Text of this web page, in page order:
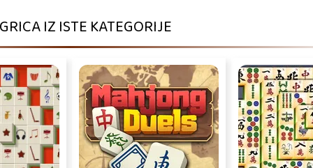
IZ ISTE KATEGORIJE